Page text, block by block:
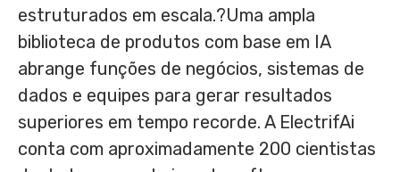
estruturados em escala.?Uma ampla
biblioteca de produtos com base em IA
abrange funções de negócios, sistemas de
dados e equipes para gerar resultados
superiores em tempo recorde. A ElectrifAi
conta com aproximadamente 200 cientistas